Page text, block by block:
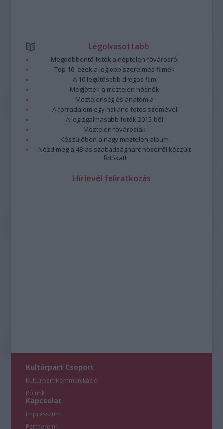
Legolvasottabb
Megdöbbentő fotók a néptelen fővárosról
Top 10: ezek a legjobb szerelmes filmek
A 10 legütősebb drogos film
Megjöttek a meztelen hősnők
Meztelenség és anatómia
A forradalom egy holland fotós szemével
A legizgalmasabb fotók 2015-ből
Meztelen fővárosiak
Készülőben a nagy meztelen album
Nézd meg a 48-as szabadságharc hőseiről készült
fotókat!
Hírlevél feliratkozás
Kultúrpart Csoport
Kultúrpart Kommunikáció
Rólunk
Kapcsolat
Impresszum
Partnereink